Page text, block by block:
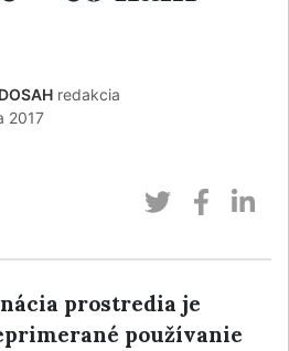
redakcia
2017
prostredia je
používanie